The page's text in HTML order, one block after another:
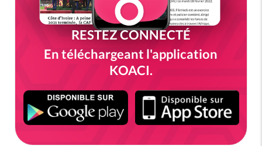
RESTEZ CONNECTÉ
En téléchargeant l'application
KOACI.